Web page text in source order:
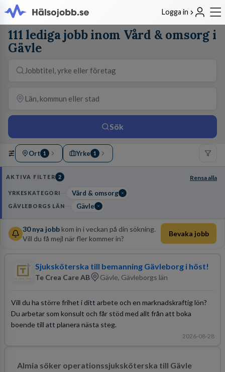
Logga in
111 lediga jobb inom Vård & omsorg i
Gävle
Sök
Ort 1 Yrke 1
AKTIVA FILTER 2 Rensa alla
YRKESKATEGORI Vård & omsorg
GÄVLEBORGS LÄN Gävle
30nya jobb kom in i veckan på din sökning.
Vill du få mejl när fler kommer in?
Bevaka jobb
Sjuksköterska till bemanning Gävleborg i höst!
Te Crea Care AB Gävle, Gävleborgs län
Vill du ha större frihet i ditt arbete och en marknadskraftig lön?
Du arbetar som konsult och får stöd med allt från att boka
boende till att planera nästa steg.
2026-08-28
Almia söker operationssjuksköterska till Gävle